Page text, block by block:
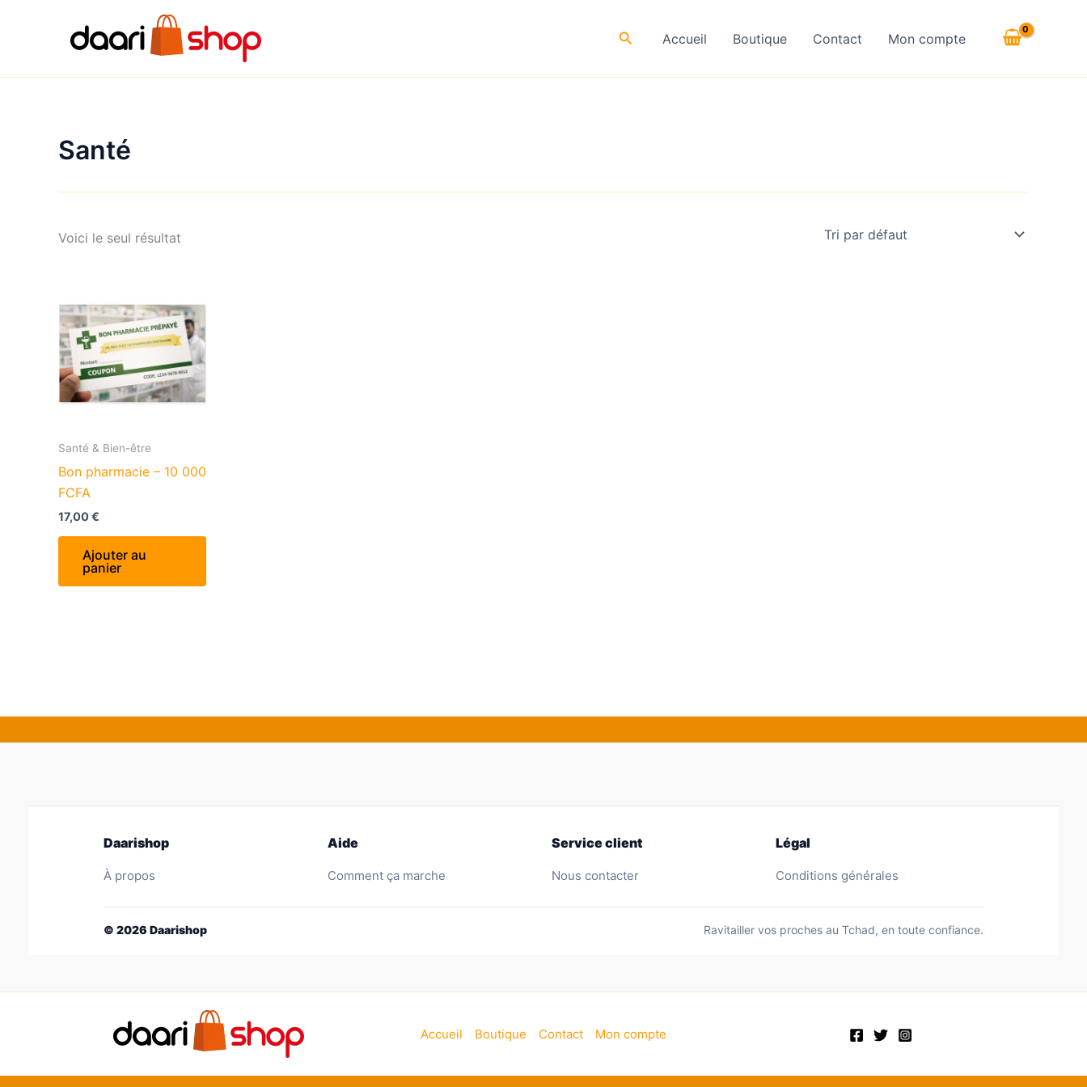
Rechercher
Accueil Boutique Contact Mon compte
Santé
Voici le seul résultat
Santé & Bien-être
Bon pharmacie – 10 000
FCFA
17,00€
Ajouter au
panier
Daarishop
À propos
Aide
Comment ça marche
Service client
Nous contacter
Légal
Conditions générales
© 2026 Daarishop Ravitailler vos proches au Tchad, en toute confiance.
Accueil Boutique Contact Mon compte